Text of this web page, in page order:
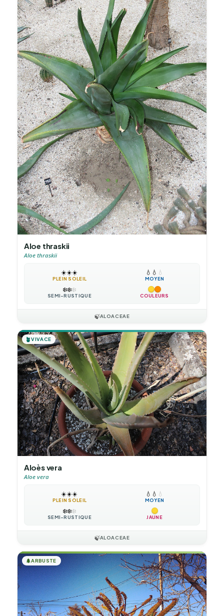
Aloe thraskii
Aloe thraskii
☀️☀️☀️
PLEIN SOLEIL
💧 💧 💧
MOYEN
❄️❄️❄️
SEMI-RUSTIQUE COULEURS
🍃ALOACEAE
🪴VIVACE
Aloès vera
Aloe vera
☀️☀️☀️
PLEIN SOLEIL
💧 💧 💧
MOYEN
❄️❄️❄️
SEMI-RUSTIQUE JAUNE
🍃ALOACEAE
🌲ARBUSTE